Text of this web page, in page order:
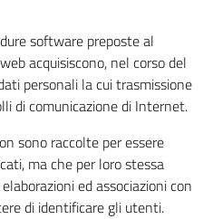
software preposte al
acquisiscono, nel corso del
personali la cui trasmissione
di comunicazione di Internet.
sono raccolte per essere
ma che per loro stessa
ed associazioni con
di identificare gli utenti.